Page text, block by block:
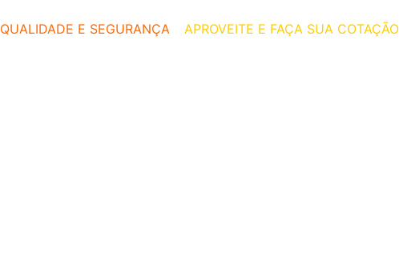
QUALIDADE E SEGURANÇA
APROVEITE E FAÇA SUA COTAÇÃO